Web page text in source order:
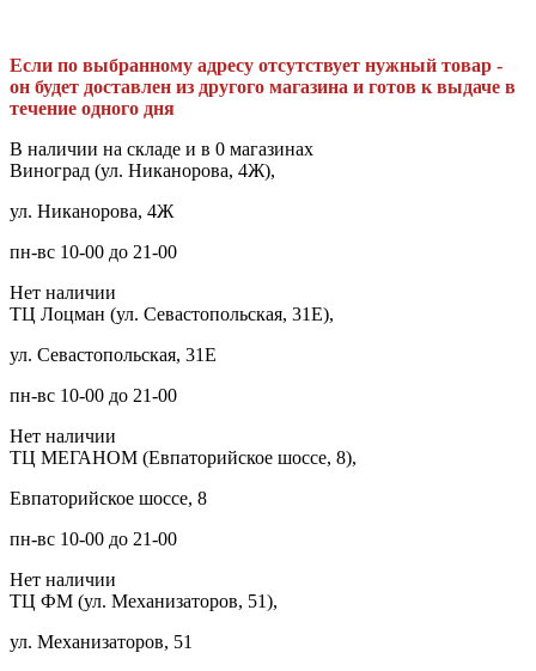
Если по выбранному адресу отсутствует нужный товар -
он будет доставлен из другого магазина и готов к выдаче в
течение одного дня
В наличии на складе и в 0 магазинах
Виноград (ул. Никанорова, 4Ж),
ул. Никанорова, 4Ж
пн-вс 10-00 до 21-00
Нет наличии
ТЦ Лоцман (ул. Севастопольская, 31Е),
ул. Севастопольская, 31Е
пн-вс 10-00 до 21-00
Нет наличии
ТЦ МЕГАНОМ (Евпаторийское шоссе, 8),
Евпаторийское шоссе, 8
пн-вс 10-00 до 21-00
Нет наличии
ТЦ ФМ (ул. Механизаторов, 51),
ул. Механизаторов, 51